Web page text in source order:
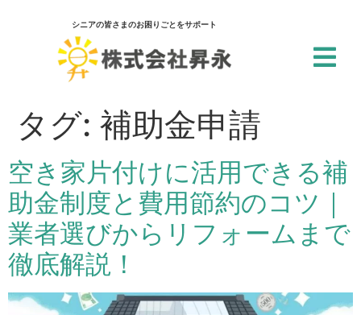
シニアの皆さまのお困りごとをサポート
タグ: 補助金申請
空き家片付けに活用できる補
助金制度と費用節約のコツ｜
業者選びからリフォームまで
徹底解説！
アクセシビリティ設定 閉じる
一括設定
個別設定
スクリーンリーダー
サイト内の文章を音声で読み上げ